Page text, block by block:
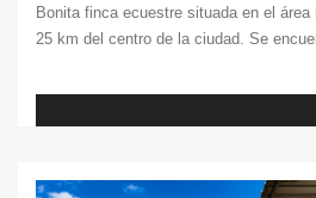
Bonita finca ecuestre situada en el
25 km del centro de la ciudad. Se
kilómetros de la autovía. La finca